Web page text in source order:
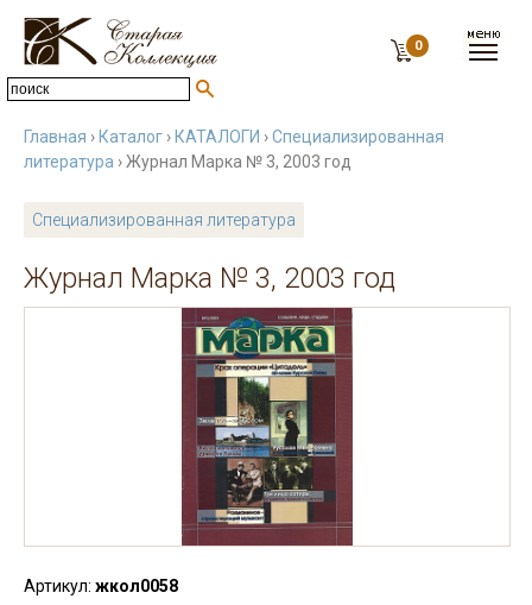
0
Главная › Каталог › КАТАЛОГИ ›Специализированная
литература › Журнал Марка № 3, 2003 год
Специализированная литература
Журнал Марка № 3, 2003 год
Артикул: жкол0058